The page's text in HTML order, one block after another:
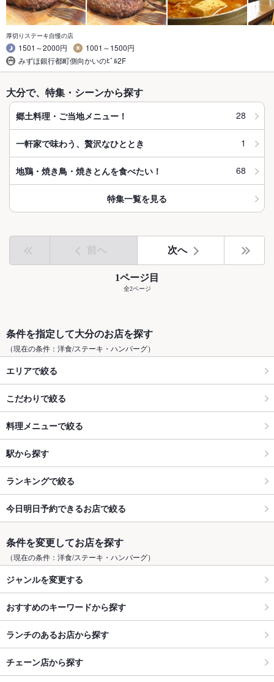
厚切りステーキ自慢の店
1501～2000円
1001～1500円
みずほ銀行都町側向かいのﾋﾞﾙ2F
大分で、特集・シーンから探す
郷土料理・ご当地メニュー！ 28
一軒家で味わう、贅沢なひととき 1
地鶏・焼き鳥・焼きとんを食べたい！ 68
特集一覧を見る
前へ 次へ
1ページ目
全2ページ
条件を指定して大分のお店を探す
（現在の条件：洋食/ステーキ・ハンバーグ）
エリアで絞る
こだわりで絞る
料理メニューで絞る
駅から探す
ランキングで絞る
今日明日予約できるお店で絞る
条件を変更してお店を探す
（現在の条件：洋食/ステーキ・ハンバーグ）
ジャンルを変更する
おすすめのキーワードから探す
ランチのあるお店から探す
チェーン店から探す